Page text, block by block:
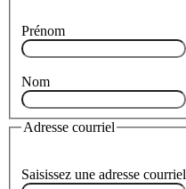
Prénom
Nom
Adresse courriel
Saisissez une adresse courriel